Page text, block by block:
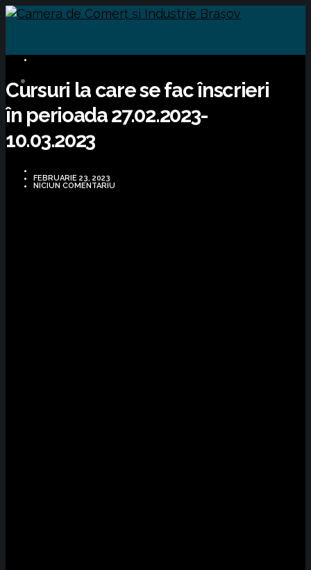
Cursuri la care se fac înscrieri
în perioada 27.02.2023-
10.03.2023
FEBRUARIE 23, 2023
NICIUN COMENTARIU